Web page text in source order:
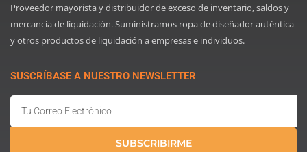
Proveedor mayorista y distribuidor de exceso de inventario, saldos y
mercancía de liquidación. Suministramos ropa de diseñador auténtica
y otros productos de liquidación a empresas e individuos.
SUSCRÍBASE A NUESTRO NEWSLETTER
SUBSCRIBIRME